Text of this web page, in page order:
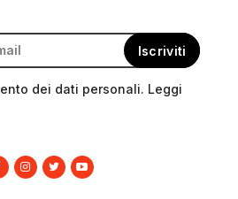
dei dati personali. Leggi